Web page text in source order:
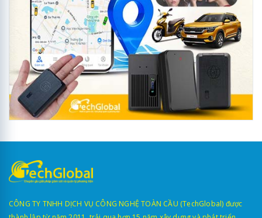
CÔNG TY TNHH DỊCH VỤ CÔNG NGHỆ TOÀN CẦU (TechGlobal) được